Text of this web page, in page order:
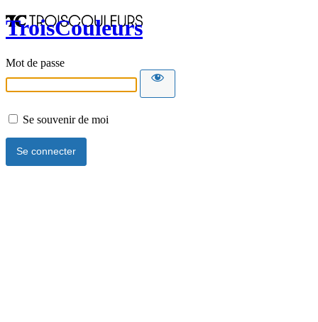
TroisCouleurs
Mot de passe
Se souvenir de moi